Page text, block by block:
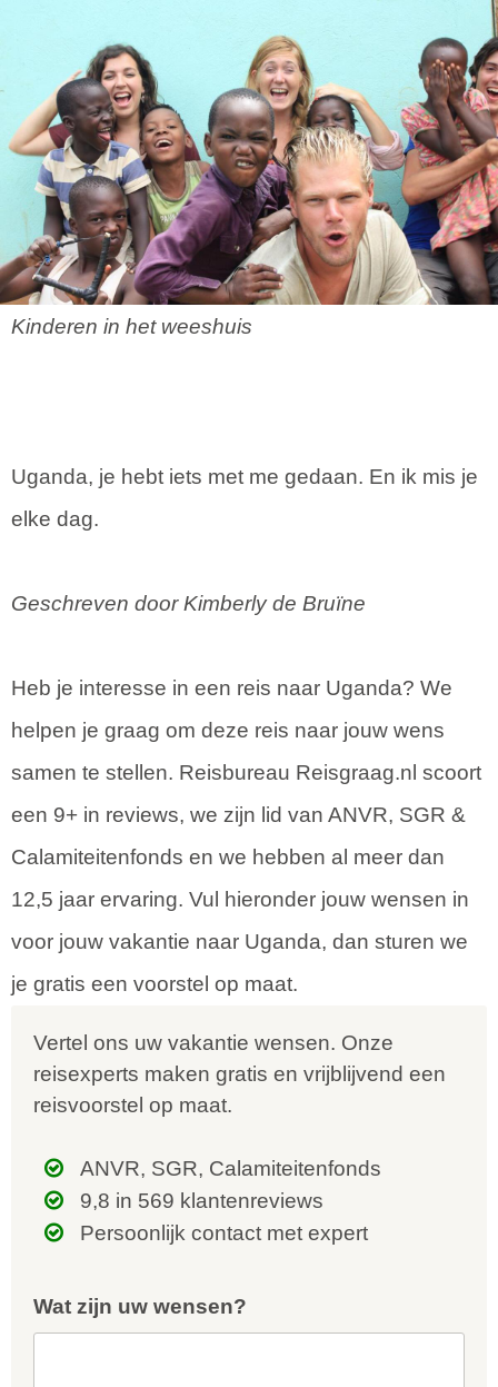
Kinderen in het weeshuis
Uganda, je hebt iets met me gedaan. En ik mis je
elke dag.
Geschreven door Kimberly de Bruïne
Heb je interesse in een reis naar Uganda? We
helpen je graag om deze reis naar jouw wens
samen te stellen. Reisbureau Reisgraag.nl scoort
een 9+ in reviews, we zijn lid van ANVR, SGR &
Calamiteitenfonds en we hebben al meer dan
12,5 jaar ervaring. Vul hieronder jouw wensen in
voor jouw vakantie naar Uganda, dan sturen we
je gratis een voorstel op maat.
Vertel ons uw vakantie wensen. Onze
reisexperts maken gratis en vrijblijvend een
reisvoorstel op maat.
ANVR, SGR, Calamiteitenfonds
9,8 in 569 klantenreviews
Persoonlijk contact met expert
Wat zijn uw wensen?